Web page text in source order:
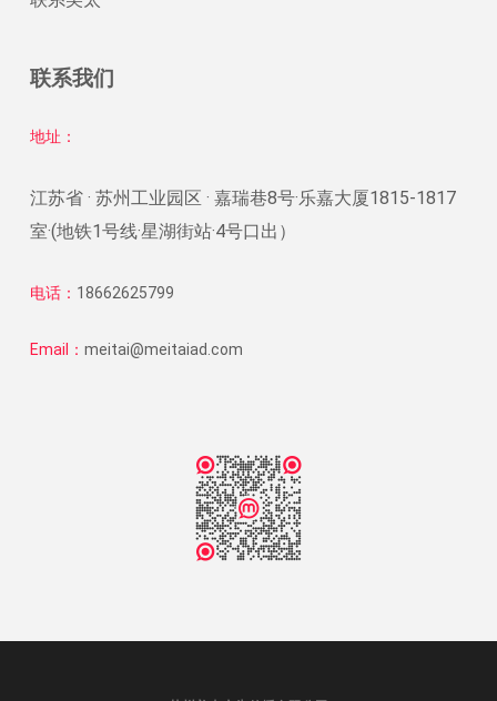
联系我们
地址：
江苏省 · 苏州工业园区 · 嘉瑞巷8号·乐嘉大厦1815-1817
室·(地铁1号线·星湖街站·4号口出）
电话： 18662625799
Email： meitai@meitaiad.com